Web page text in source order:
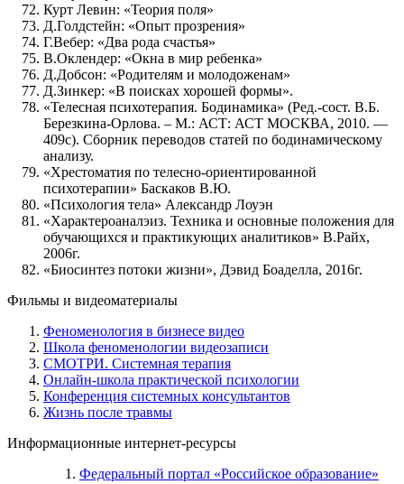
Курт Левин: «Теория поля»
Д.Голдстейн: «Опыт прозрения»
Г.Вебер: «Два рода счастья»
В.Оклендер: «Окна в мир ребенка»
Д.Добсон: «Родителям и молодоженам»
Д.Зинкер: «В поисках хорошей формы».
«Телесная психотерапия. Бодинамика» (Ред.-сост. В.Б.
Березкина-Орлова. – М.: АСТ: АСТ МОСКВА, 2010. —
409с). Сборник переводов статей по бодинамическому
анализу.
«Хрестоматия по телесно-ориентированной
психотерапии» Баскаков В.Ю.
«Психология тела» Александр Лоуэн
«Характероаналэиз. Техника и основные положения для
обучающихся и практикующих аналитиков» В.Райх,
2006г.
«Биосинтез потоки жизни», Дэвид Боаделла, 2016г.
Фильмы и видеоматериалы
Феноменология в бизнесе видео
Школа феноменологии видеозаписи
СМОТРИ. Системная терапия
Онлайн-школа практической психологии
Конференция системных консультантов
Жизнь после травмы
Информационные интернет-ресурсы
Федеральный портал «Российское образование»